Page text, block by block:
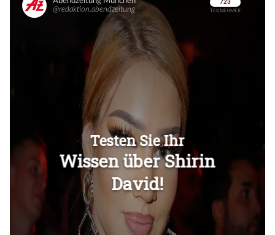
Überspringen
Überspringen